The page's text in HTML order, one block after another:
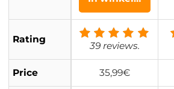
Laags Nano Co
ating Nano Daz
zle Serie
Rating
39 reviews.
Price 35,99€